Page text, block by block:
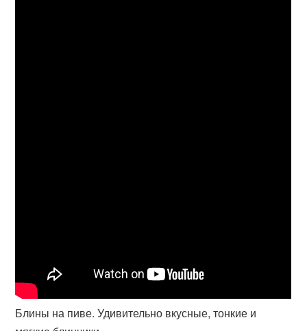
Блины на пиве. Удивительно вкусные, тонкие и